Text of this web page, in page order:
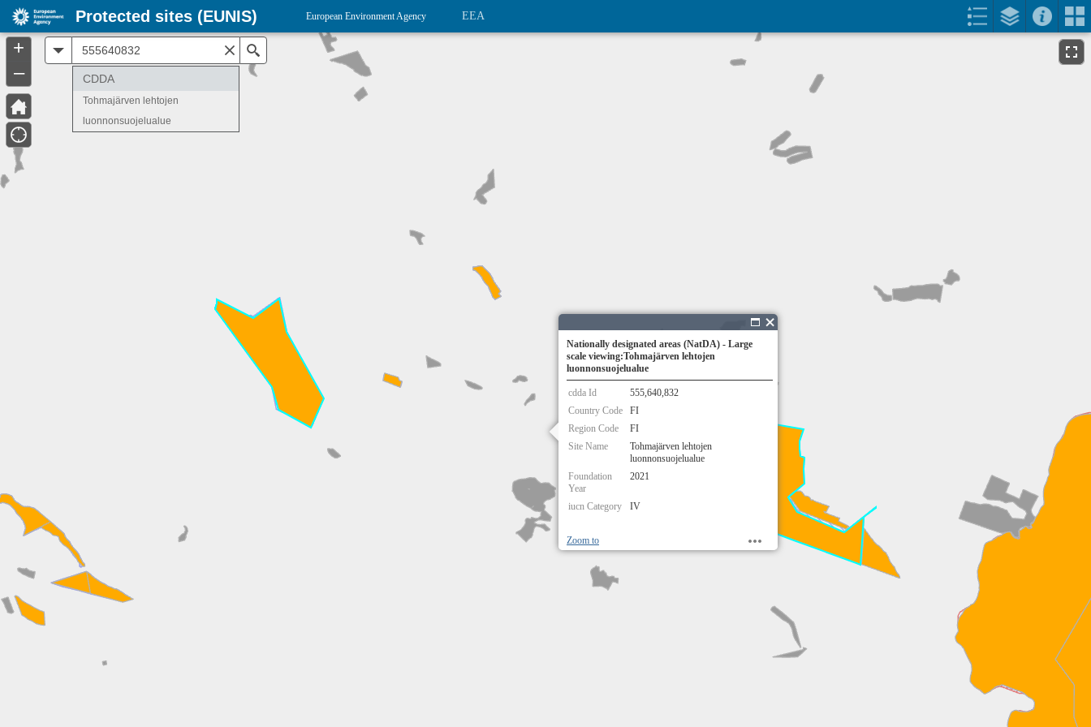
Nationally designated areas (NatDA) - Large
scale viewing:Tohmajärven lehtojen
luonnonsuojelualue
cdda Id
555,640,832
Country Code
FI
Region Code
FI
Site Name
Tohmajärven lehtojen
luonnonsuojelualue
Foundation
Year
2021
iucn Category IV
Zoom to
+
–
CDDA
Tohmajärven lehtojen
luonnonsuojelualue
Protected sites (EUNIS) European Environment Agency EEA